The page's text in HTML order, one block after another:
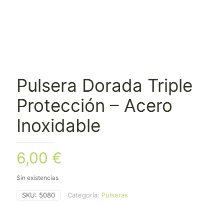
Pulsera Dorada Triple
Protección – Acero
Inoxidable
6,00 €
Sin existencias
SKU: 5080 Categoría: Pulseras